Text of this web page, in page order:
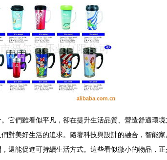
它們雖看似平凡，卻在提升生活品質、營造舒適環
對美好生活的追求。隨著科技與設計的融合，智能
能促進可持續生活方式。這些看似微小的物品，正